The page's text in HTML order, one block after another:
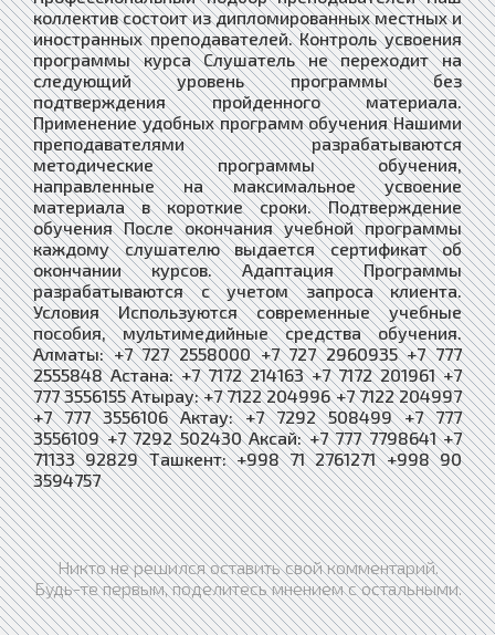
коллектив состоит из дипломированных местных и
иностранных преподавателей. Контроль усвоения
программы курса Слушатель не переходит на
следующий уровень программы без
подтверждения пройденного материала.
Применение удобных программ обучения Нашими
преподавателями разрабатываются
методические программы обучения,
направленные на максимальное усвоение
материала в короткие сроки. Подтверждение
обучения После окончания учебной программы
каждому слушателю выдается сертификат об
окончании курсов. Адаптация Программы
разрабатываются с учетом запроса клиента.
Условия Используются современные учебные
пособия, мультимедийные средства обучения.
Алматы: +7 727 2558000 +7 727 2960935 +7 777
2555848 Астана: +7 7172 214163 +7 7172 201961 +7
777 3556155 Атырау: +7 7122 204996 +7 7122 204997
+7 777 3556106 Актау: +7 7292 508499 +7 777
3556109 +7 7292 502430 Аксай: +7 777 7798641 +7
71133 92829 Ташкент: +998 71 2761271 +998 90
3594757
Никто не решился оставить свой комментарий.
Будь-те первым, поделитесь мнением с остальными.